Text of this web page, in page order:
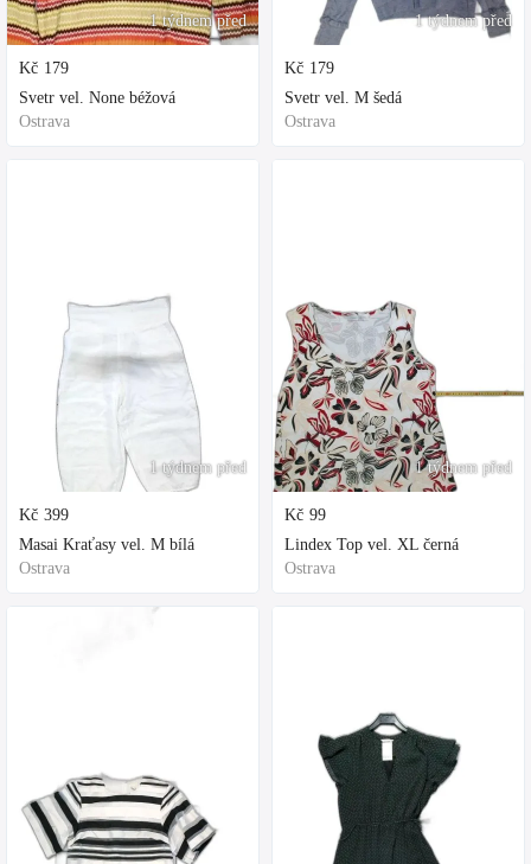
1 týdnem před
Kč 179
Svetr vel. None béžová
Ostrava
1 týdnem před
Kč 399
Masai Kraťasy vel. M bílá
Ostrava
1 týdnem před
Kč 179
Svetr vel. M šedá
Ostrava
1 týdnem před
Kč 99
Lindex Top vel. XL černá
Ostrava